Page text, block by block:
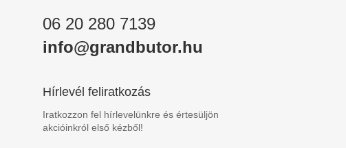
06 20 280 7139
info@grandbutor.hu
Hírlevél feliratkozás
Iratkozzon fel hírlevelünkre és értesüljön
akcióinkról első kézből!